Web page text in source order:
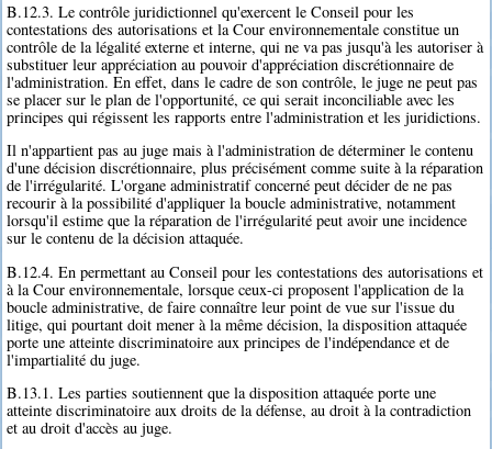
B.12.3. Le contrôle juridictionnel qu'exercent le Conseil pour les
contestations des autorisations et la Cour environnementale constitue un
contrôle de la légalité externe et interne, qui ne va pas jusqu'à les autoriser à
substituer leur appréciation au pouvoir d'appréciation discrétionnaire de
l'administration. En effet, dans le cadre de son contrôle, le juge ne peut pas
se placer sur le plan de l'opportunité, ce qui serait inconciliable avec les
principes qui régissent les rapports entre l'administration et les juridictions.
Il n'appartient pas au juge mais à l'administration de déterminer le contenu
d'une décision discrétionnaire, plus précisément comme suite à la réparation
de l'irrégularité. L'organe administratif concerné peut décider de ne pas
recourir à la possibilité d'appliquer la boucle administrative, notamment
lorsqu'il estime que la réparation de l'irrégularité peut avoir une incidence
sur le contenu de la décision attaquée.
B.12.4. En permettant au Conseil pour les contestations des autorisations et
à la Cour environnementale, lorsque ceux-ci proposent l'application de la
boucle administrative, de faire connaître leur point de vue sur l'issue du
litige, qui pourtant doit mener à la même décision, la disposition attaquée
porte une atteinte discriminatoire aux principes de l'indépendance et de
l'impartialité du juge.
B.13.1. Les parties soutiennent que la disposition attaquée porte une
atteinte discriminatoire aux droits de la défense, au droit à la contradiction
et au droit d'accès au juge.